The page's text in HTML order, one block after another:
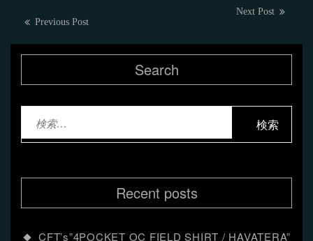
投
ナ
ビ
ゲ
ー
シ
ョ
Previous PostPrevious
Next PostNext
Search
Recent posts
CFT’s”4POCKET OC FIELD SHIRT / HAVATERA”